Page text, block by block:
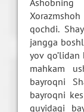
qochdi.
jangga
yov
mahkam
bayroqni
bayroqni
quyidagi